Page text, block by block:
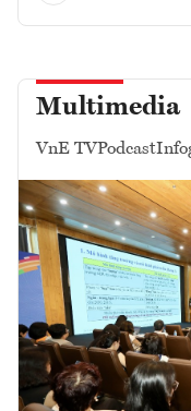
Multimedia
VnE TVPodcast